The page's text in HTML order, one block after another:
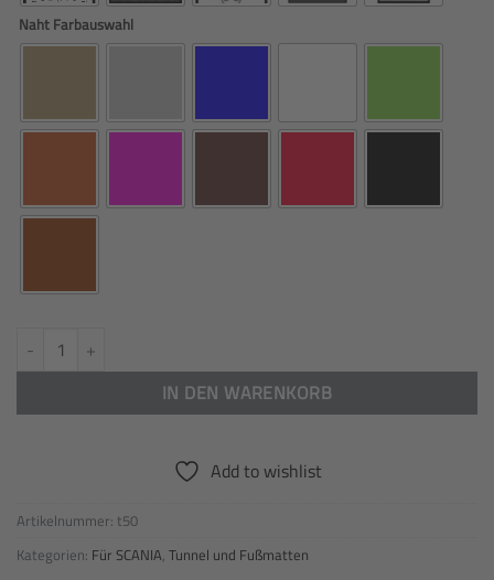
Naht Farbauswahl
Exclusive Einbautunnel passend für SCANIA/ S Beifahrerseite Klappstuhl
IN DEN WARENKORB
Add to wishlist
Artikelnummer: t50
Kategorien: Für SCANIA, Tunnel und Fußmatten